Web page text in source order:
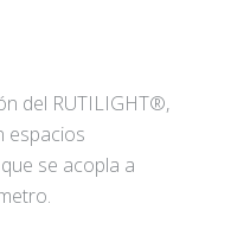
del RUTILIGHT®,
espacios
se acopla a